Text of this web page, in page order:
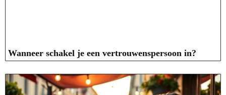
Wanneer schakel je een vertrouwenspersoon in?